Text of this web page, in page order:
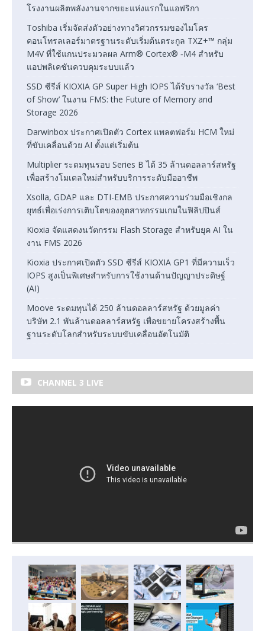
โรงงานผลิตพลังงานจากขยะแห่งแรกในแอฟริกา
Toshiba เริ่มจัดส่งตัวอย่างทางวิศวกรรมของไมโคร
คอนโทรลเลอร์มาตรฐานระดับเริ่มต้นตระกูล TXZ+™ กลุ่ม
M4V ที่ใช้แกนประมวลผล Arm® Cortex® ‑M4 สำหรับ
แอปพลิเคชันควบคุมระบบแล้ว
SSD ซีรีส์ KIOXIA GP Super High IOPS ได้รับรางวัล ‘Best
of Show’ ในงาน FMS: the Future of Memory and
Storage 2026
Darwinbox ประกาศเปิดตัว Cortex แพลตฟอร์ม HCM ใหม่
ที่ขับเคลื่อนด้วย AI ตั้งแต่เริ่มต้น
Multiplier ระดมทุนรอบ Series B ได้ 35 ล้านดอลลาร์สหรัฐ
เพื่อสร้างโมเดลใหม่สำหรับบริการระดับมืออาชีพ
Xsolla, GDAP และ DTI-EMB ประกาศความร่วมมือเชิงกล
ยุทธ์เพื่อเร่งการเติบโตของอุตสาหกรรมเกมในฟิลิปปินส์
Kioxia จัดแสดงนวัตกรรม Flash Storage สำหรับยุค AI ใน
งาน FMS 2026
Kioxia ประกาศเปิดตัว SSD ซีรีส์ KIOXIA GP1 ที่มีความเร็ว
IOPS สูงเป็นพิเศษสำหรับการใช้งานด้านปัญญาประดิษฐ์
(AI)
Moove ระดมทุนได้ 250 ล้านดอลลาร์สหรัฐ ด้วยมูลค่า
บริษัท 2.1 พันล้านดอลลาร์สหรัฐ เพื่อขยายโครงสร้างพื้น
ฐานระดับโลกสำหรับระบบขับเคลื่อนอัตโนมัติ
CHANNEL 3 LIVE